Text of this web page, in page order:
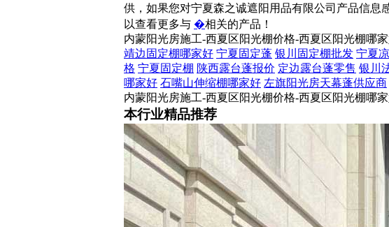
供，如果您对宁夏森之诚遮阳用品有限公司产品信息
以查看更多与 �相关的产品！
内蒙阳光房施工-西夏区阳光棚价格-西夏区阳光棚哪家
靖边固定棚哪家好 宁夏固定蓬 银川固定棚批发 宁夏
格 宁夏固定棚 陕西露台蓬报价 定边露台蓬零售 银川
哪家好 石嘴山伸缩棚哪家好 左旗阳光房天幕蓬供应商
内蒙阳光房施工-西夏区阳光棚价格-西夏区阳光棚哪
本行业精品推荐